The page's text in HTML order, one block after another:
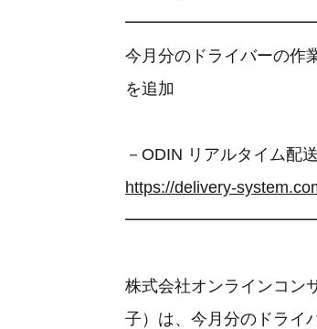
今月分のドライバーの作
を追加
－ODIN リアルタイム配
https://delivery-
株式会社オンラインコ
子）は、今月分のドライ